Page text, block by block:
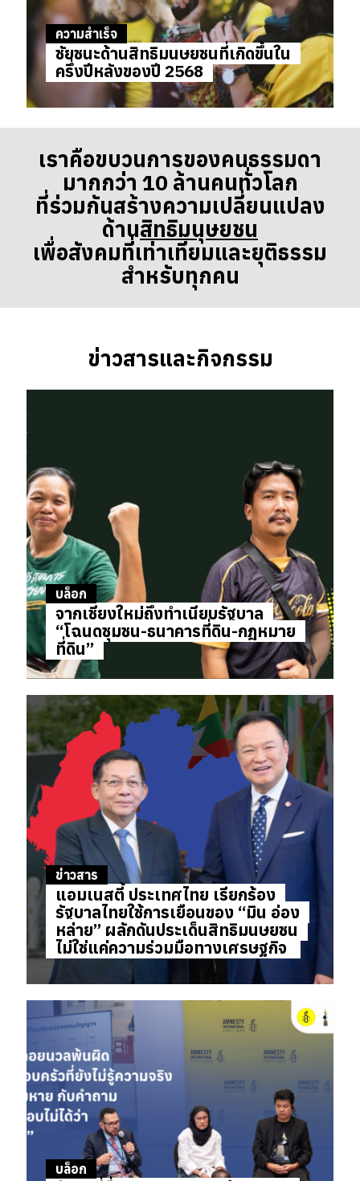
ความสำเร็จ
ชัยชนะด้านสิทธิมนุษยชนที่เกิดขึ้นใน
ครึ่งปีหลังของปี 2568
เราคือขบวนการของคนธรรมดา
มากกว่า 10 ล้านคนทั่วโลก
ที่ร่วมกันสร้างความเปลี่ยนแปลง
ด้านสิทธิมนุษยชน
เพื่อสังคมที่เท่าเทียมและยุติธรรม
สำหรับทุกคน
ข่าวสารและกิจกรรม
บล็อก
จากเชียงใหม่ถึงทำเนียบรัฐบาล
“โฉนดชุมชน-ธนาคารที่ดิน-กฎหมาย
ที่ดิน”
ข่าวสาร
แอมเนสตี้ ประเทศไทย เรียกร้อง
รัฐบาลไทยใช้การเยือนของ “มิน อ่อง
หล่าย” ผลักดันประเด็นสิทธิมนุษยชน
ไม่ใช่แค่ความร่วมมือทางเศรษฐกิจ
บล็อก